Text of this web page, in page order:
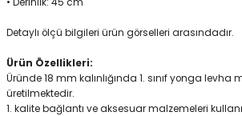
Detaylı ölçü bilgileri ürün görselleri arasındadır.
Ürün Özellikleri:
Üründe 18 mm kalınlığında 1. sınıf yonga levha
üretilmektedir.
1. kalite bağlantı ve aksesuar malzemeleri